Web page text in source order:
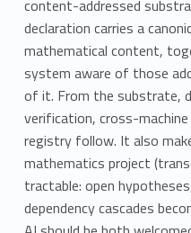
content-addressed
declaration carries a
mathematical content,
system aware of those
of it. From the substrate,
verification, cross-
registry follow. It also
mathematics project
tractable: open
dependency cascades